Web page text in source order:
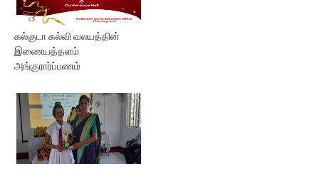
கல்குடா கல்வி வலயத்தின்
இணையத்தளம்
அங்குரார்ப்பணம்